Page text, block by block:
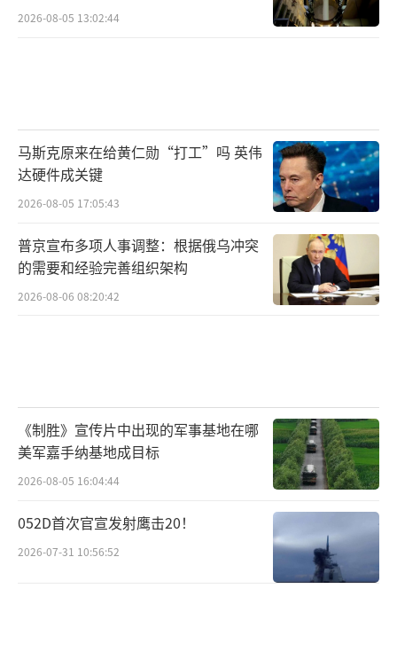
2026-08-05 13:02:44
马斯克原来在给黄仁勋“打工”吗 英伟
达硬件成关键
2026-08-05 17:05:43
普京宣布多项人事调整：根据俄乌冲突
的需要和经验完善组织架构
2026-08-06 08:20:42
《制胜》宣传片中出现的军事基地在哪
美军嘉手纳基地成目标
2026-08-05 16:04:44
052D首次官宣发射鹰击20！
2026-07-31 10:56:52